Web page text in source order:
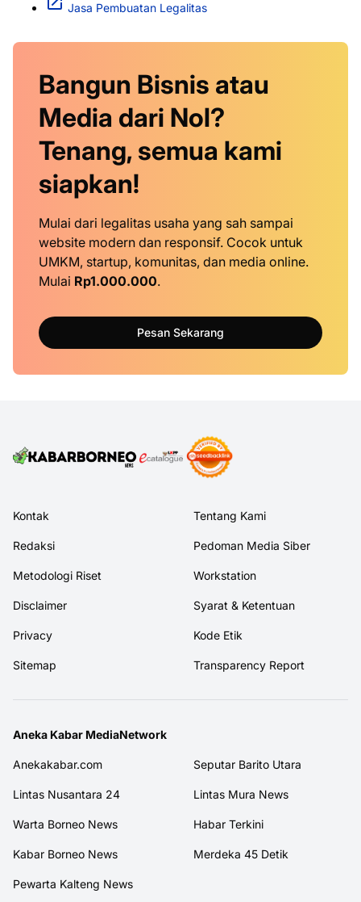
Jasa Pembuatan Legalitas
Bangun Bisnis atau
Media dari Nol?
Tenang, semua kami
siapkan!
Mulai dari legalitas usaha yang sah sampai
website modern dan responsif. Cocok untuk
UMKM, startup, komunitas, dan media online.
Mulai Rp1.000.000.
Pesan Sekarang
Kontak Tentang Kami
Redaksi Pedoman Media Siber
Metodologi Riset Workstation
Disclaimer Syarat & Ketentuan
Privacy Kode Etik
Sitemap Transparency Report
Aneka Kabar MediaNetwork
Anekakabar.com Seputar Barito Utara
Lintas Nusantara 24 Lintas Mura News
Warta Borneo News Habar Terkini
Kabar Borneo News Merdeka 45 Detik
Pewarta Kalteng News